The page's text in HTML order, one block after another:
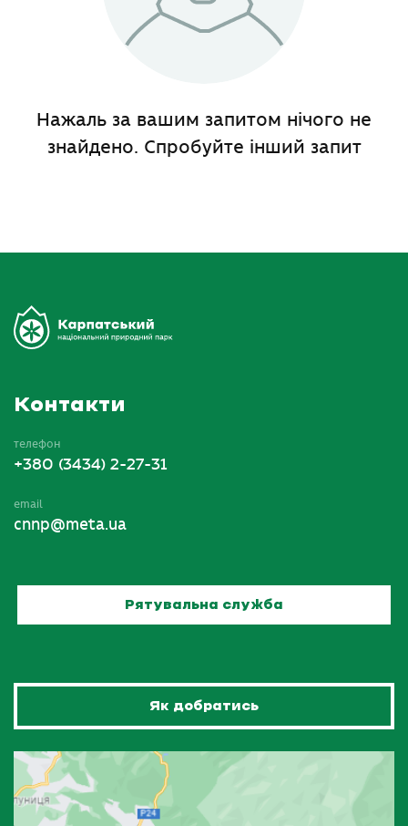
Нажаль за вашим запитом нічого не
знайдено. Спробуйте інший запит
Контакти
телефон
+380 (3434) 2-27-31
email
cnnp@meta.ua
Рятувальна служба
Як добратись